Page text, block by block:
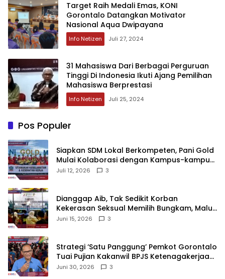
Target Raih Medali Emas, KONI
Gorontalo Datangkan Motivator
Nasional Aqua Dwipayana
Info Netizen Juli 27, 2024
31 Mahasiswa Dari Berbagai Perguruan
Tinggi Di Indonesia Ikuti Ajang Pemilihan
Mahasiswa Berprestasi
Info Netizen Juli 25, 2024
Pos Populer
‎Siapkan SDM Lokal Berkompeten, Pani Gold
Mulai Kolaborasi dengan Kampus-kampus
di Gorontalo
Juli 12, 2026 3
‎Dianggap Aib, Tak Sedikit Korban
Kekerasan Seksual Memilih Bungkam, Malu
untuk Melapor!‎
Juni 15, 2026 3
Strategi ‘Satu Panggung’ Pemkot Gorontalo
Tuai Pujian Kakanwil BPJS Ketenagakerjaan
Sulama‎‎
Juni 30, 2026 3